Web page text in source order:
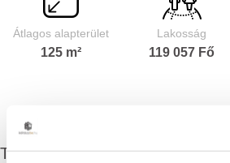
Átlagos alapterület
125 m²
Lakosság
119 057 Fő
További eladó ingatlanok